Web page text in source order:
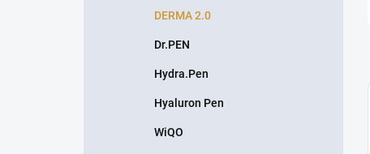
DERMA 2.0
Dr.PEN
Hydra.Pen
Hyaluron Pen
WiQO